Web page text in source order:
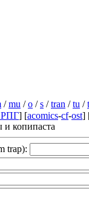
/mu /o /s /tran /tu /
РПГ] [acomics-cf-ost]
копипаста
trap):